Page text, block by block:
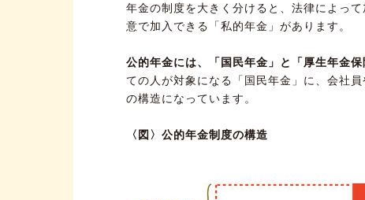
年金の制度を大きく分けると、法律によっ
意で加入できる「私的年金」があります。
公的年金には、「国民年金」と「厚生年金
ての人が対象になる「国民年金」に、会社
の構造になっています。
〈図〉公的年金制度の構造